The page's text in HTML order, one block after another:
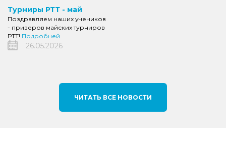
Турниры РТТ - май
Поздравляем наших учеников
- призеров майских турниров
РТТ! Подробней
26.05.2026
ЧИТАТЬ ВСЕ НОВОСТИ